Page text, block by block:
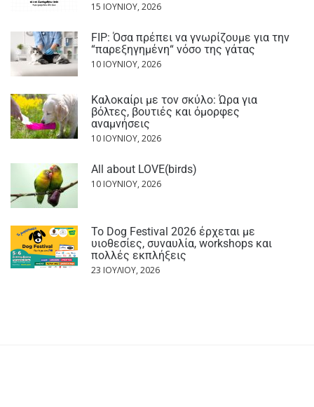
15 ΙΟΥΝΊΟΥ, 2026
FIP: Όσα πρέπει να γνωρίζουμε για την
“παρεξηγημένη“ νόσο της γάτας
10 ΙΟΥΝΊΟΥ, 2026
Καλοκαίρι με τον σκύλο: Ώρα για
βόλτες, βουτιές και όμορφες
αναμνήσεις
10 ΙΟΥΝΊΟΥ, 2026
All about LOVE(birds)
10 ΙΟΥΝΊΟΥ, 2026
Το Dog Festival 2026 έρχεται με
υιοθεσίες, συναυλία, workshops και
πολλές εκπλήξεις
23 ΙΟΥΛΊΟΥ, 2026